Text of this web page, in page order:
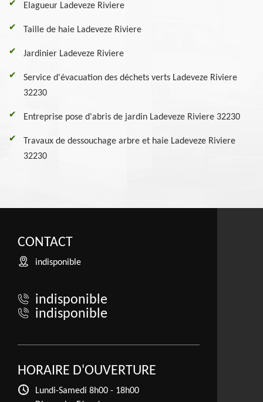
Elagueur Ladeveze Riviere
Taille de haie Ladeveze Riviere
Jardinier Ladeveze Riviere
Service d'évacuation des déchets verts Ladeveze Riviere
32230
Entreprise pose d'abris de jardin Ladeveze Riviere 32230
Travaux de dessouchage arbre et haie Ladeveze Riviere
32230
CONTACT
indisponible
indisponible
indisponible
HORAIRE D'OUVERTURE
Lundi-Samedi 8h00 - 18h00